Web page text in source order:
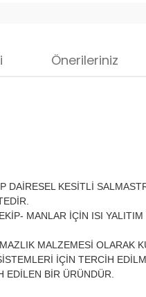
Önerileriniz
DAİRESEL KESİTLİ
MANLAR İÇİN ISI
MALZEMESİ OLARAK
İÇİN TERCİH
EDİLEN BİR ÜRÜNDÜR.